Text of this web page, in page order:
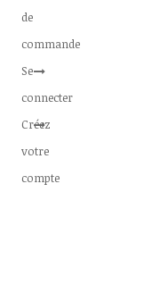
de
commande
Se
connecter
Créez
votre
compte